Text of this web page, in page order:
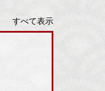
すべて表示